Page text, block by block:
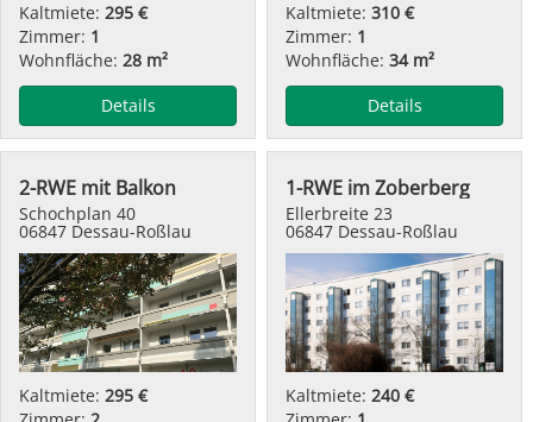
Kaltmiete: 295 €
Zimmer: 1
Wohnfläche: 28 m²
Details
Kaltmiete: 310 €
Zimmer: 1
Wohnfläche: 34 m²
Details
2-RWE mit Balkon
Schochplan 40
06847 Dessau-Roßlau
Kaltmiete: 295 €
1-RWE im Zoberberg
Ellerbreite 23
06847 Dessau-Roßlau
Kaltmiete: 240 €